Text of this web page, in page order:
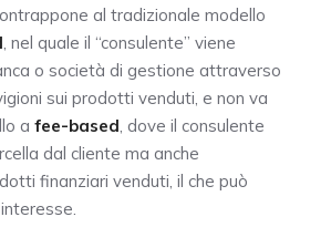
al tradizionale modello
, nel quale il “consulente” viene
o società di gestione attraverso
sui prodotti venduti, e non va
a fee-based , dove il consulente
dal cliente ma anche
finanziari venduti, il che può